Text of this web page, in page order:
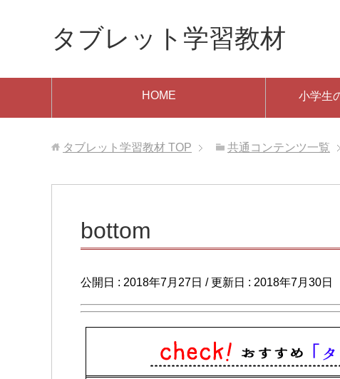
タブレット学習教材
HOME 小学生
タブレット学習教材 TOP 共通コンテンツ一覧
bottom
公開日 : 2018年7月27日 / 更新日 : 2018年7月30日